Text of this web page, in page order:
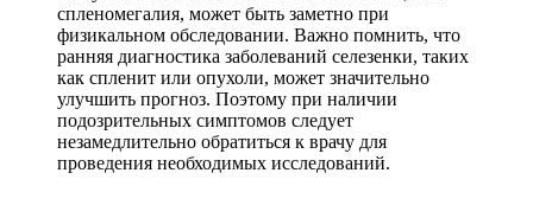
спленомегалия, может быть заметно при
физикальном обследовании. Важно помнить, что
ранняя диагностика заболеваний селезенки, таких
как спленит или опухоли, может значительно
улучшить прогноз. Поэтому при наличии
подозрительных симптомов следует
незамедлительно обратиться к врачу для
проведения необходимых исследований.